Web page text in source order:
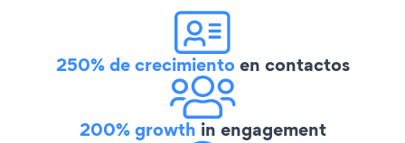
250% de crecimientoen contactos
200% growth in engagement